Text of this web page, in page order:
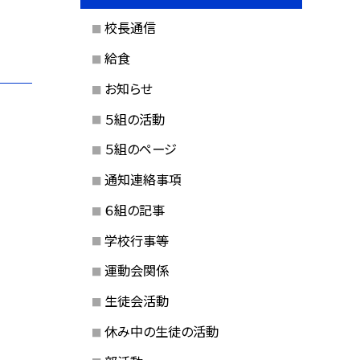
校長通信
給食
お知らせ
５組の活動
５組のページ
通知連絡事項
６組の記事
学校行事等
運動会関係
生徒会活動
休み中の生徒の活動